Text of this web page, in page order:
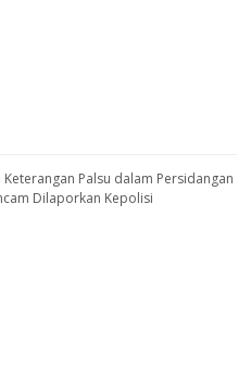
Palsu dalam Persidangan
Dilaporkan Kepolisi